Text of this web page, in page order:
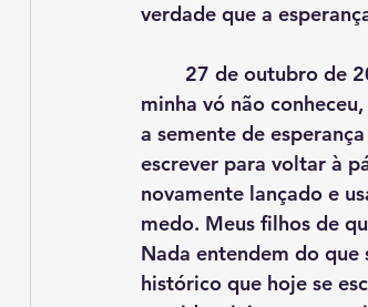
verdade que a
minha vó não
a semente de
escrever para voltar à
novamente lançado e
medo. Meus filhos de
Nada entendem do que
histórico que hoje se